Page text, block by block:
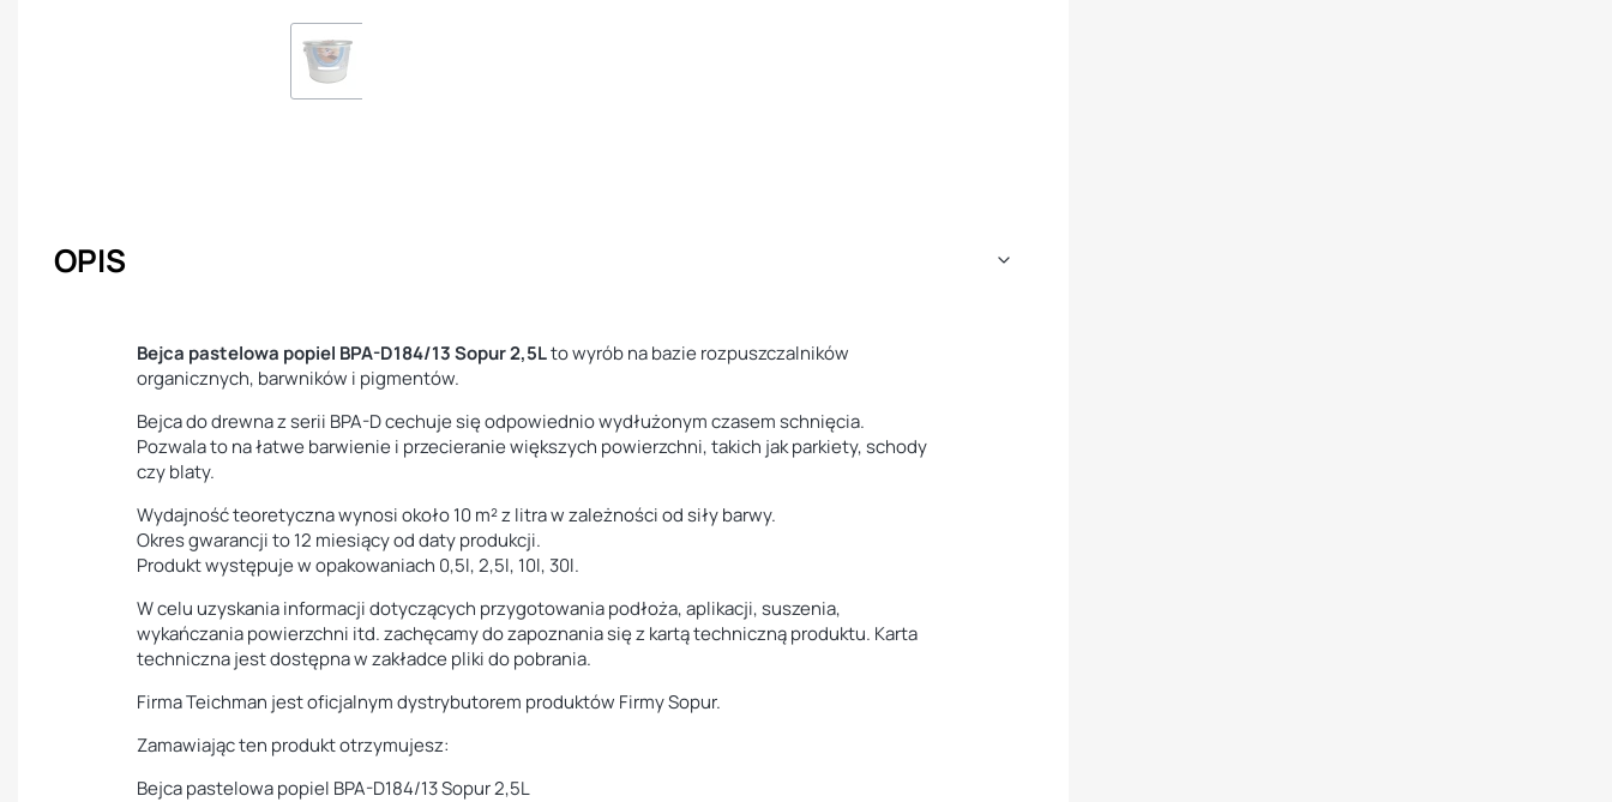
OPIS
Bejca pastelowa popiel BPA-D184/13 Sopur 2,5Lto wyrób na bazie rozpuszczalników
organicznych, barwników i pigmentów.
Bejca do drewna z serii BPA-D cechuje się odpowiednio wydłużonym czasem schnięcia.
Pozwala to na łatwe barwienie i przecieranie większych powierzchni, takich jak parkiety, schody
czy blaty.
Wydajność teoretyczna wynosi około 10 m² z litra w zależności od siły barwy.
Okres gwarancji to 12 miesiący od daty produkcji.
Produkt występuje w opakowaniach 0,5l, 2,5l, 10l, 30l.
W celu uzyskania informacji dotyczących przygotowania podłoża, aplikacji, suszenia,
wykańczania powierzchni itd. zachęcamy do zapoznania się z kartą techniczną produktu. Karta
techniczna jest dostępna w zakładce pliki do pobrania.
Firma Teichman jest oficjalnym dystrybutorem produktów Firmy Sopur.
Zamawiając ten produkt otrzymujesz:
Bejca pastelowa popiel BPA-D184/13 Sopur 2,5L